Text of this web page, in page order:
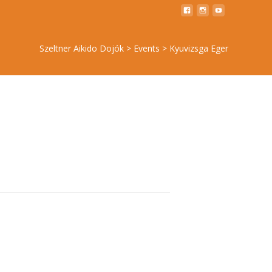
Szeltner Aikido Dojók > Events > Kyuvizsga Eger